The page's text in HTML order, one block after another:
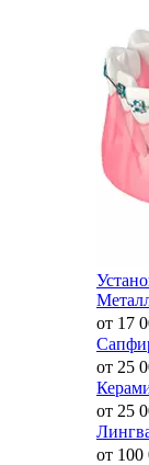
от 17
от 25
от 25
от 100